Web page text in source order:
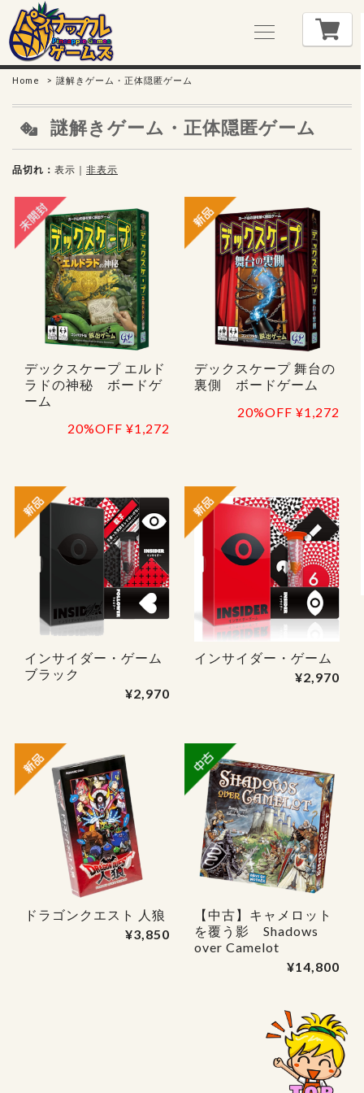
Home 謎解きゲーム・正体隠匿ゲーム
謎解きゲーム・正体隠匿ゲーム
品切れ 表示 ｜ 非表示
デックスケープ エルド
ラドの神秘 ボードゲ
ーム
20%OFF ¥1,272
デックスケープ 舞台の
裏側 ボードゲーム
20%OFF ¥1,272
インサイダー・ゲーム
ブラック
¥2,970
インサイダー・ゲーム
¥2,970
ドラゴンクエスト 人狼
¥3,850
【中古】キャメロット
を覆う影 Shadows
over Camelot
¥14,800